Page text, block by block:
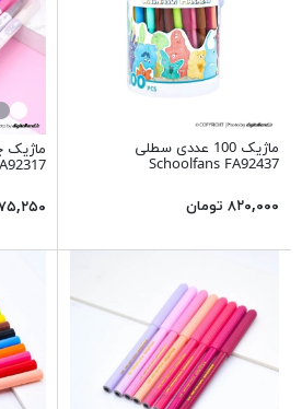
ماژیک 100 عددی سطلی
Schoolfans FA92437
۸۲۰,۰۰۰ تومان
ماژیک
۷۵,۲۵۰